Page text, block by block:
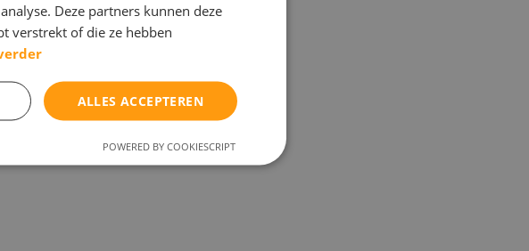
in het schooljaar. Wij
Niet omdat een kind het
Deze partners kunnen deze
verstrekt of die ze hebben
ALLES ACCEPTEREN
POWERED BY COOKIESCRIPT